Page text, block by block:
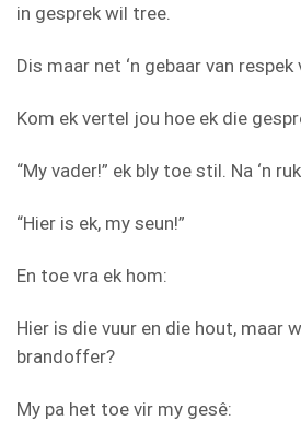
in gesprek wil tree.
Dis maar net ‘n gebaar van respek
Kom ek vertel jou hoe ek die
“My vader!” ek bly toe stil. Na ‘n
“Hier is ek, my seun!”
En toe vra ek hom:
Hier is die vuur en die hout, maar
brandoffer?
My pa het toe vir my gesê: